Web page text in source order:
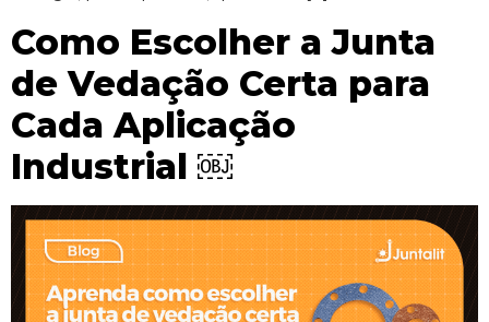
Como Escolher a Junta
de Vedação Certa para
Cada Aplicação
Industrial ￼